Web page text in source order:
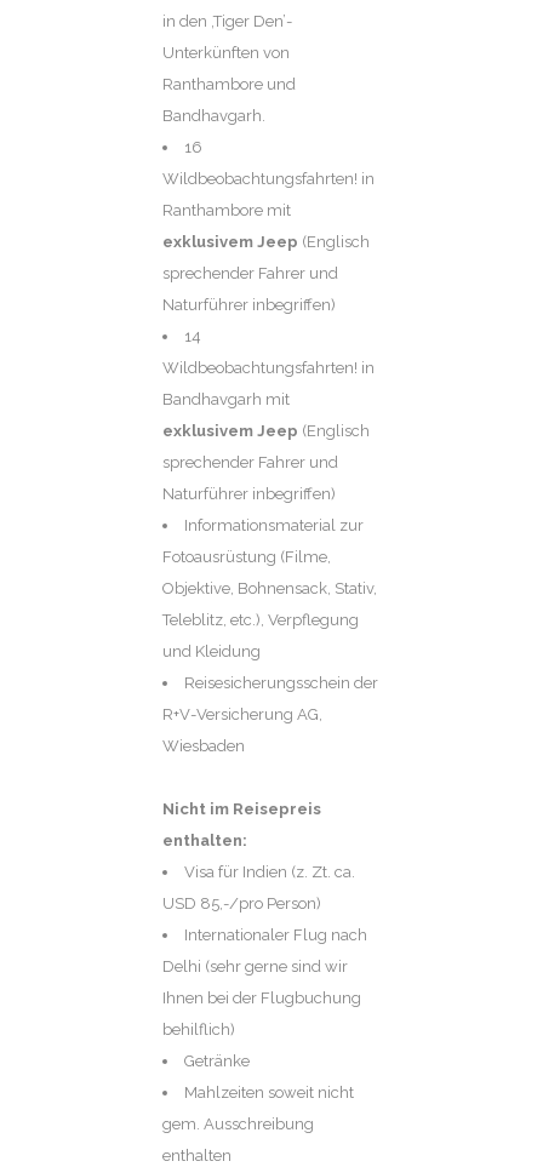
in den ‚Tiger Den’-
Unterkünften von
Ranthambore und
Bandhavgarh.
16
Wildbeobachtungsfahrten! in
Ranthambore mit
exklusivem Jeep (Englisch
sprechender Fahrer und
Naturführer inbegriffen)
14
Wildbeobachtungsfahrten! in
Bandhavgarh mit
exklusivem Jeep (Englisch
sprechender Fahrer und
Naturführer inbegriffen)
Informationsmaterial zur
Fotoausrüstung (Filme,
Objektive, Bohnensack, Stativ,
Teleblitz, etc.), Verpflegung
und Kleidung
Reisesicherungsschein der
R+V-Versicherung AG,
Wiesbaden
Nicht im Reisepreis
enthalten:
Visa für Indien (z. Zt. ca.
USD 85,-/pro Person)
Internationaler Flug nach
Delhi (sehr gerne sind wir
Ihnen bei der Flugbuchung
behilflich)
Getränke
Mahlzeiten soweit nicht
gem. Ausschreibung
enthalten